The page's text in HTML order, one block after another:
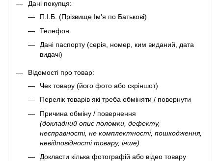
Дані покупця:
П.І.Б. (Прізвище Ім'я по Батькові)
Телефон
Дані паспорту (серія, номер, ким виданий, дата
видачі)
Відомості про товар:
Чек товару (його фото або скріншот)
Перелік товарів які треба обміняти / повернути
Причина обміну / повернення
(докладний опис поломки, дефекту,
несправності, не комплектності, пошкодження,
невідповідності товару, інше)
Докласти кілька фотографій або відео товару